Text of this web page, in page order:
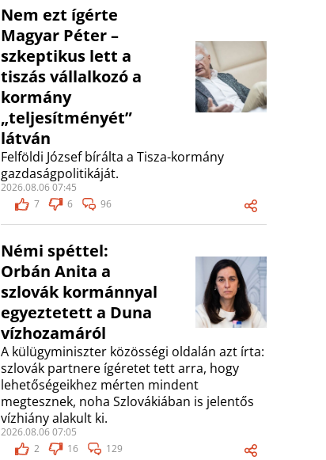
Nem ezt ígérte
Magyar Péter –
szkeptikus lett a
tiszás vállalkozó a
kormány
„teljesítményét”
látván
Felföldi József bírálta a Tisza-kormány
gazdaságpolitikáját.
2026.08.06 07:45
7
6 96
Némi spéttel:
Orbán Anita a
szlovák kormánnyal
egyeztetett a Duna
vízhozamáról
A külügyminiszter közösségi oldalán azt írta:
szlovák partnere ígéretet tett arra, hogy
lehetőségeikhez mérten mindent
megtesznek, noha Szlovákiában is jelentős
vízhiány alakult ki.
2026.08.06 07:05
2
16 129